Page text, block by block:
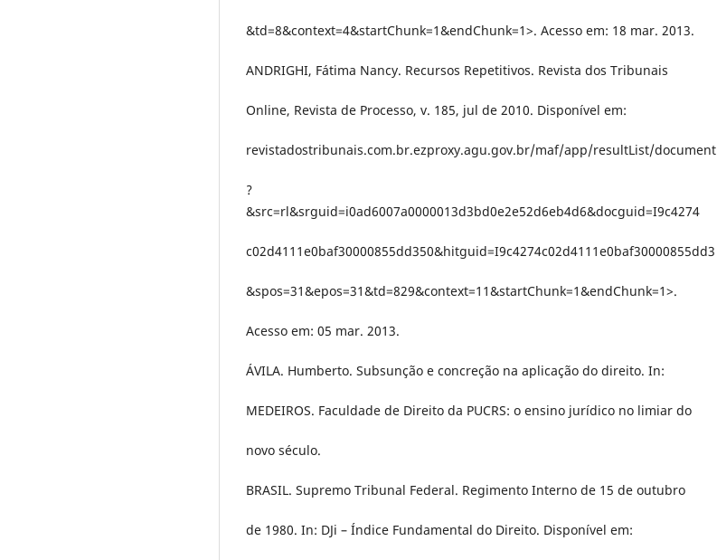
&td=8&context=4&startChunk=1&endChunk=1>. Acesso em: 18 mar. 2013.
ANDRIGHI, Fátima Nancy. Recursos Repetitivos. Revista dos Tribunais
Online, Revista de Processo, v. 185, jul de 2010. Disponível em:
revistadostribunais.com.br.ezproxy.agu.gov.br/maf/app/resultList/document
?
&src=rl&srguid=i0ad6007a0000013d3bd0e2e52d6eb4d6&docguid=I9c4274
c02d4111e0baf30000855dd350&hitguid=I9c4274c02d4111e0baf30000855dd3
&spos=31&epos=31&td=829&context=11&startChunk=1&endChunk=1>.
Acesso em: 05 mar. 2013.
ÁVILA. Humberto. Subsunção e concreção na aplicação do direito. In:
MEDEIROS. Faculdade de Direito da PUCRS: o ensino jurídico no limiar do
novo século.
BRASIL. Supremo Tribunal Federal. Regimento Interno de 15 de outubro
de 1980. In: DJi – Índice Fundamental do Direito. Disponível em: